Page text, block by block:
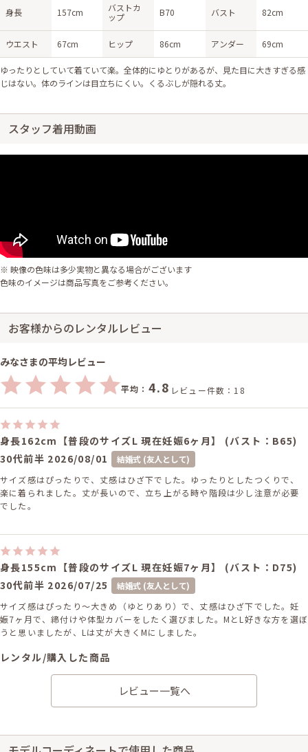
身長 157cm
バストカ
ップ
B70 バスト 82cm
ウエスト 67cm ヒップ 86cm アンダー 69cm
ゆったりとしていて着ていて楽。全体的にゆとりがあるが、見た目に大きすぎる感
じはない。体のラインは目立ちにくい。くるぶしが隠れる丈。
スタッフ着用動画
※ 映像の色味は多少実物と異なる場合がございます
色味のイメージは商品写真をご参考ください。
お客様からのレンタルレビュー
みなさまの平均レビュー
平均： 4.8 レビュー件数：18
身長162cm【普段のサイズL 現在妊娠6ヶ月】 (バスト：B65)
30代前半 2026/08/01
結婚式 (友人として)
サイズ感はぴったりで、丈感はひざ下でした。ゆったりとしたつくりで、
楽に着られました。丈が長いので、立ち上がる時や階段は少し注意が必要
でした。
身長155cm【普段のサイズL 現在妊娠7ヶ月】 (バスト：D75)
30代前半 2026/07/25
結婚式 (友人として)
サイズ感はぴったり〜大きめ（ゆとりあり）で、丈感はひざ下でした。妊
娠7ヶ月で、締付けや体型カバーをしたく選びました。MとL好きな方を選ぼ
うと思いましたが、Lは丈が大きくMにしました。
レンタル/購入した商品
レビュー一覧へ